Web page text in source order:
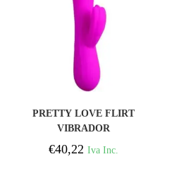
PRETTY LOVE FLIRT
VIBRADOR
ESTIMULADOR
BARRETE
€40,22 Iva Inc.